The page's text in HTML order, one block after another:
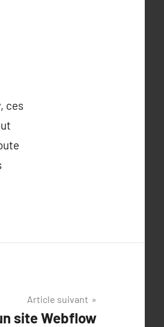
ces
Article suivant
site Webflow